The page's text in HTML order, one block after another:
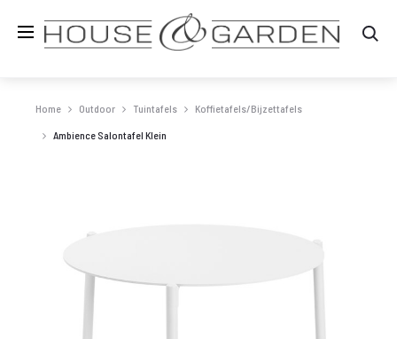
Home Outdoor Tuintafels Koffietafels/Bijzettafels
Ambience Salontafel Klein